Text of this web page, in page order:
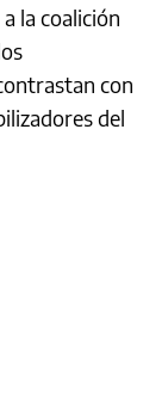
la coalición
con
del